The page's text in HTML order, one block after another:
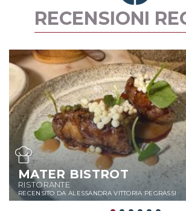
RECENSIONI
MATER BISTROT
RISTORANTE
RECENSITO DA ALESSANDRA VITTORIA PEGRASSI